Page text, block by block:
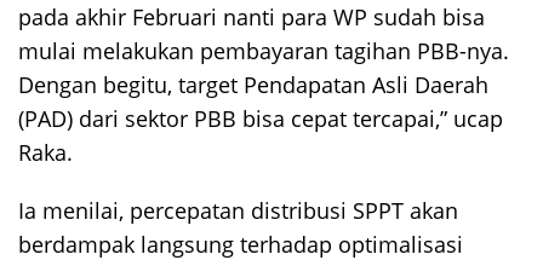
pada akhir Februari nanti para WP sudah bisa
mulai melakukan pembayaran tagihan PBB-nya.
Dengan begitu, target Pendapatan Asli Daerah
(PAD) dari sektor PBB bisa cepat tercapai,” ucap
Raka.
Ia menilai, percepatan distribusi SPPT akan
berdampak langsung terhadap optimalisasi